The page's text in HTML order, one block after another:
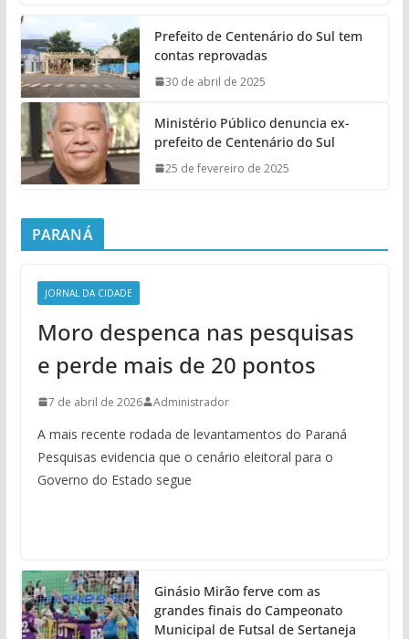
Prefeito de Centenário do Sul tem
contas reprovadas
30 de abril de 2025
Ministério Público denuncia ex-
prefeito de Centenário do Sul
25 de fevereiro de 2025
PARANÁ
JORNAL DA CIDADE
Moro despenca nas pesquisas
e perde mais de 20 pontos
7 de abril de 2026 Administrador
A mais recente rodada de levantamentos do Paraná
Pesquisas evidencia que o cenário eleitoral para o
Governo do Estado segue
Ginásio Mirão ferve com as
grandes finais do Campeonato
Municipal de Futsal de Sertaneja